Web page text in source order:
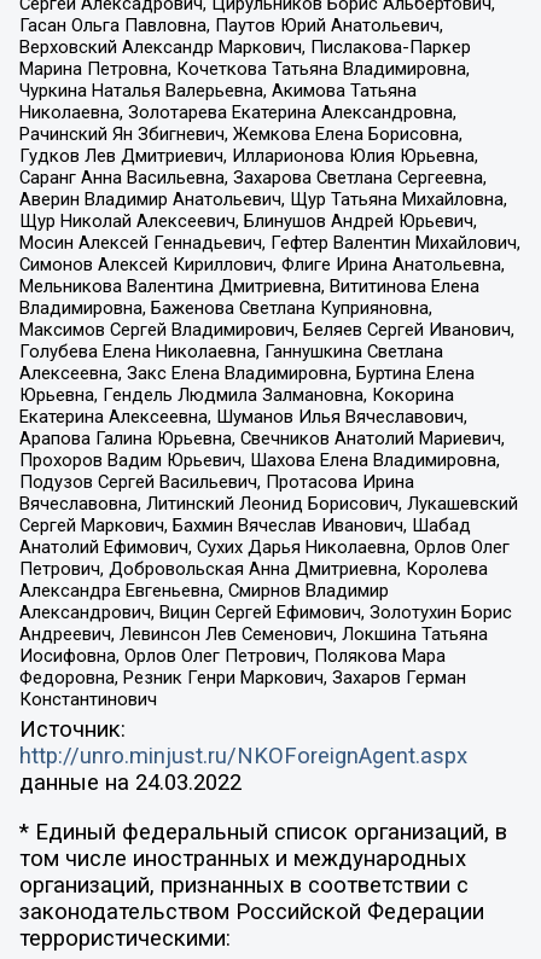
Гасан Ольга Павловна, Паутов Юрий Анатольевич,
Верховский Александр Маркович, Пислакова-Паркер
Марина Петровна, Кочеткова Татьяна Владимировна,
Чуркина Наталья Валерьевна, Акимова Татьяна
Николаевна, Золотарева Екатерина Александровна,
Рачинский Ян Збигневич, Жемкова Елена Борисовна,
Гудков Лев Дмитриевич, Илларионова Юлия Юрьевна,
Саранг Анна Васильевна, Захарова Светлана Сергеевна,
Аверин Владимир Анатольевич, Щур Татьяна Михайловна,
Щур Николай Алексеевич, Блинушов Андрей Юрьевич,
Мосин Алексей Геннадьевич, Гефтер Валентин Михайлович,
Симонов Алексей Кириллович, Флиге Ирина Анатольевна,
Мельникова Валентина Дмитриевна, Вититинова Елена
Владимировна, Баженова Светлана Куприяновна,
Максимов Сергей Владимирович, Беляев Сергей Иванович,
Голубева Елена Николаевна, Ганнушкина Светлана
Алексеевна, Закс Елена Владимировна, Буртина Елена
Юрьевна, Гендель Людмила Залмановна, Кокорина
Екатерина Алексеевна, Шуманов Илья Вячеславович,
Арапова Галина Юрьевна, Свечников Анатолий Мариевич,
Прохоров Вадим Юрьевич, Шахова Елена Владимировна,
Подузов Сергей Васильевич, Протасова Ирина
Вячеславовна, Литинский Леонид Борисович, Лукашевский
Сергей Маркович, Бахмин Вячеслав Иванович, Шабад
Анатолий Ефимович, Сухих Дарья Николаевна, Орлов Олег
Петрович, Добровольская Анна Дмитриевна, Королева
Александра Евгеньевна, Смирнов Владимир
Александрович, Вицин Сергей Ефимович, Золотухин Борис
Андреевич, Левинсон Лев Семенович, Локшина Татьяна
Иосифовна, Орлов Олег Петрович, Полякова Мара
Федоровна, Резник Генри Маркович, Захаров Герман
Константинович
Источник:
http://unro.minjust.ru/NKOForeignAgent.aspx
данные на 24.03.2022
* Единый федеральный список организаций, в
том числе иностранных и международных
организаций, признанных в соответствии с
законодательством Российской Федерации
террористическими: